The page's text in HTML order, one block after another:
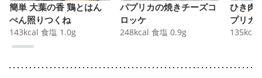
簡単 大葉の香 鶏とはん
ぺん照りつくね
143kcal 食塩 1.0g
パプリカの焼きチーズコ
ロッケ
248kcal 食塩 0.9g
ひき肉
プリカ
135kcal